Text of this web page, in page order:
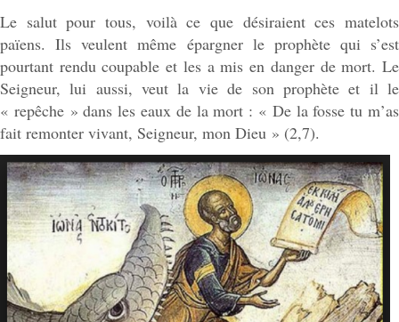
Le salut pour tous, voilà ce que désiraient ces matelots
païens. Ils veulent même épargner le prophète qui s’est
pourtant rendu coupable et les a mis en danger de mort. Le
Seigneur, lui aussi, veut la vie de son prophète et il le
« repêche » dans les eaux de la mort : « De la fosse tu m’as
fait remonter vivant, Seigneur, mon Dieu » (2,7).